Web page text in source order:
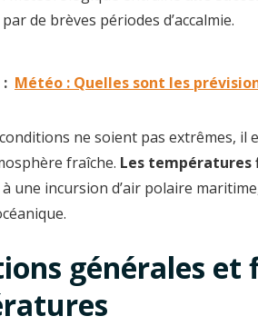
de brèves périodes d’accalmie.
Météo : Quelles sont les
ne soient pas extrêmes,
fraîche. Les températures
une incursion d’air polaire
générales